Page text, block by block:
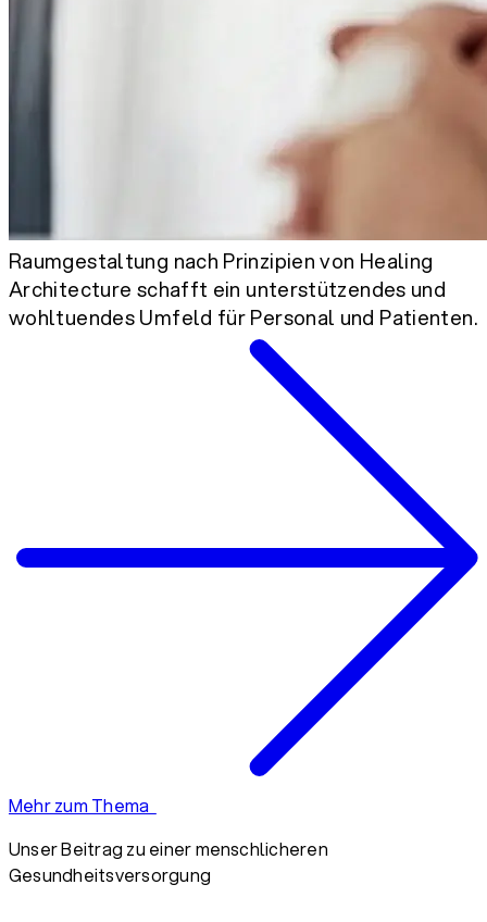
Raumgestaltung nach Prinzipien von Healing
Architecture schafft ein unterstützendes und
wohltuendes Umfeld für Personal und Patienten.
Mehr zum Thema
Unser Beitrag zu einer menschlicheren
Gesundheitsversorgung